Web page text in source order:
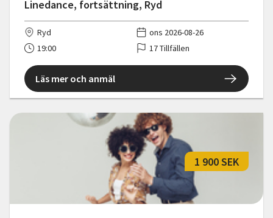
Linedance, fortsättning, Ryd
Ryd
ons 2026-08-26
19:00
17 Tillfällen
Läs mer och anmäl
1 900 SEK